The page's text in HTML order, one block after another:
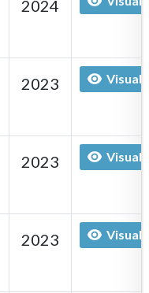
2024
2023
2023
2023